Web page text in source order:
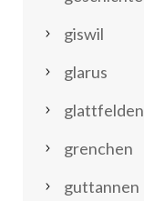
giswil
glarus
glattfelden
grenchen
guttannen